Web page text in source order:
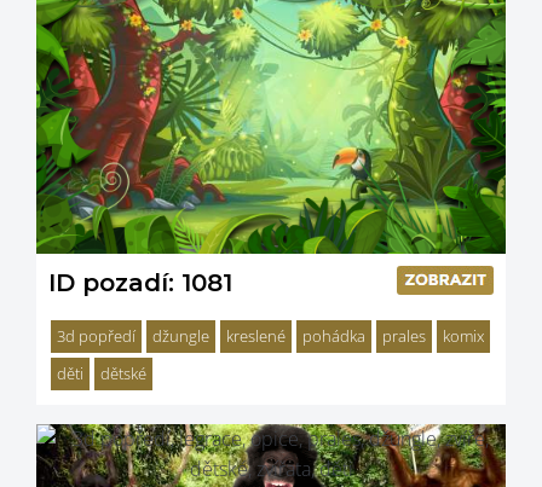
ID pozadí: 1081
3d popředí džungle kreslené pohádka prales
komix
děti
dětské